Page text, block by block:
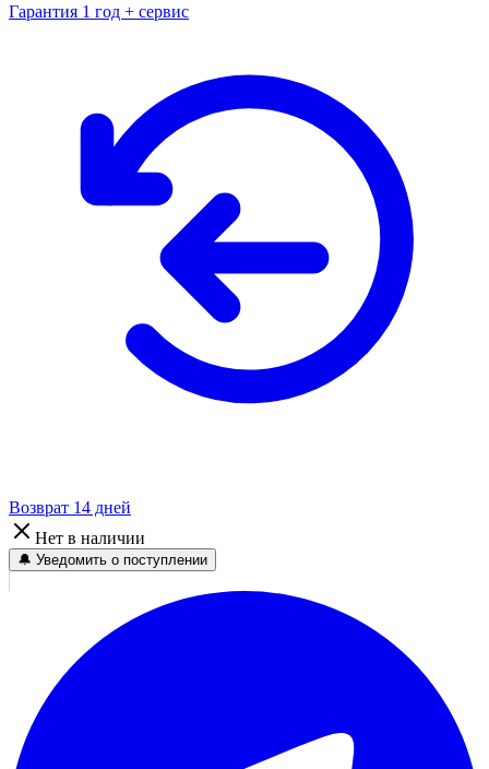
Гарантия 1 год + сервис
Возврат 14 дней
Нет в наличии
🔔 Уведомить о поступлении